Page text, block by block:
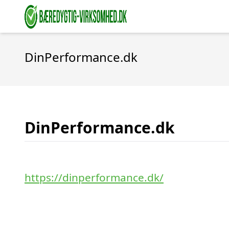
DinPerformance.dk
DinPerformance.dk
https://dinperformance.dk/